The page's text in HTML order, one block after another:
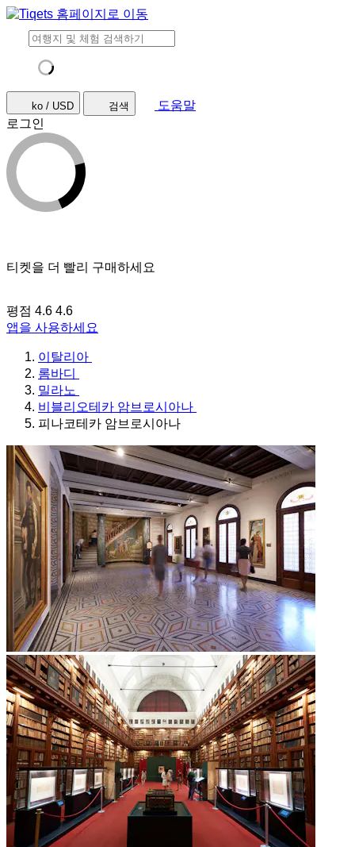
ko / USD 검색
도움말
로그인
티켓을 더 빨리 구매하세요
평점 4.6 4.6
앱을 사용하세요
이탈리아
롬바디
밀라노
비블리오테카 암브로시아나
피나코테카 암브로시아나